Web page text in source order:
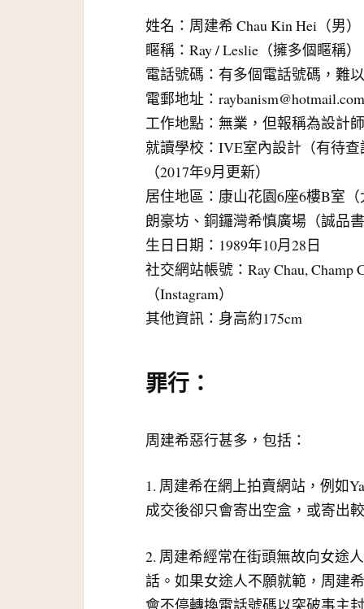
姓名：周建希 Chau Kin Hei（男）
䁥稱：Ray / Leslie（擁多個䁥稱）
電話號碼：有多個電話號碼，難
電郵地址：
工作地點：無業，但報稱為設計
就讀學校：IVE室內設計（有待
（2017年9月更新）
居住地區：康山花園6座6樓B室
朗豪坊、銅鑼灣希慎廣場（誠品
生日日期：1989年10月28日
社交網站帳號：Ray Chau, Champ
（Instagram）
其他資訊：身高約175cm
罪行：
周建希惡行甚多，包括：
1. 周建希在網上拍賣網站，例如
成交後卻只會寄出空盒，或寄出
2. 周建希經常在街頭無故向女途
話。如果女途人不願就範，周建
會不停轉換電話號碼以突破事主